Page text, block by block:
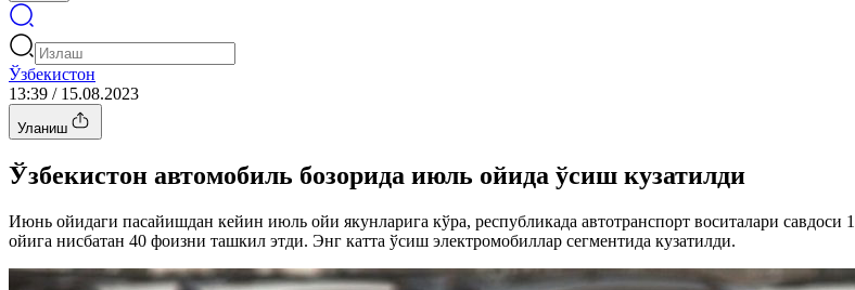
Ўзбекистон
13:39 / 15.08.2023
Уланиш
Ўзбекистон автомобиль бозорида июль ойида ўсиш кузатилди
Июнь ойидаги пасайишдан кейин июль ойи якунларига кўра, республикада автотранспорт воситалари
ойига нисбатан 40 фоизни ташкил этди. Энг катта ўсиш электромобиллар сегментида кузатилди.